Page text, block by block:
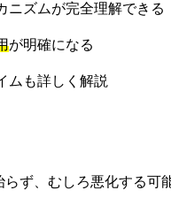
ニズムが完全理解できる
が明確になる
ムも詳しく解説
らず、むしろ悪化する可